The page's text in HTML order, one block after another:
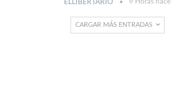
ELLIBERTARIO
CARGAR MÁS ENTRADAS